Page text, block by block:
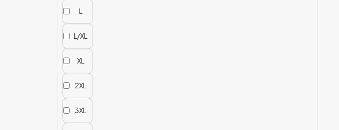
L
L/XL
XL
2XL
3XL